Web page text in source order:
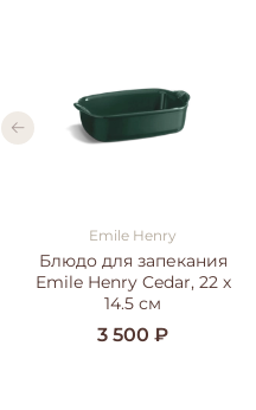
Emile Henry
Блюдо для запекания
Emile Henry Cedar, 22 х
14.5 см
3 500 ₽